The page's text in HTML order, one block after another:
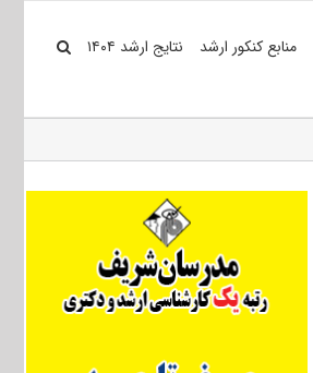
منابع کنکور ارشد نتایج ارشد ۱۴۰۴